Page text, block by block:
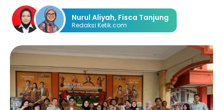
Nurul Aliyah, Fisca Tanjung
Redaksi Ketik.com